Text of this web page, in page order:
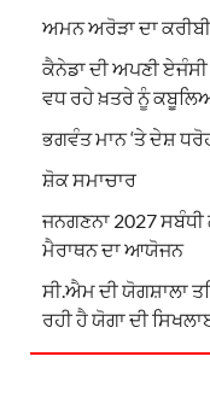
ਅਮਨ ਅਰੋੜਾ ਦਾ
ਕੈਨੇਡਾ ਦੀ ਅਪਣੀ
ਵਧ ਰਹੇ ਖ਼ਤਰੇ ਨੂੰ
ਭਗਵੰਤ ਮਾਨ ‘ਤੇ ਦੇਸ਼
ਸ਼ੋਕ ਸਮਾਚਾਰ
ਜਨਗਣਨਾ 2027
ਮੈਰਾਥਨ ਦਾ ਆਯੋਜਨ
ਸੀ.ਐਮ ਦੀ ਯੋਗਸ਼ਾਲਾ
ਰਹੀ ਹੈ ਯੋਗਾ ਦੀ